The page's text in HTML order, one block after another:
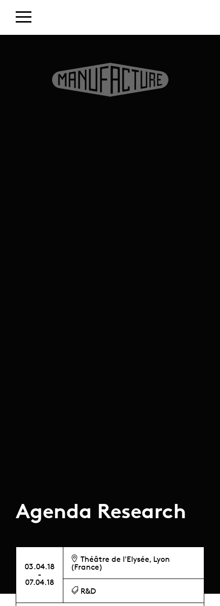
Agenda Research
03.04.18
-
07.04.18
Théâtre de l'Elysée, Lyon
(France)
R&D